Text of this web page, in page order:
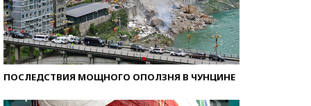
ПОСЛЕДСТВИЯ МОЩНОГО ОПОЛЗНЯ В ЧУНЦИНЕ